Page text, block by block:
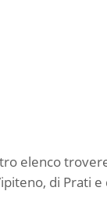
elenco
di Prati e